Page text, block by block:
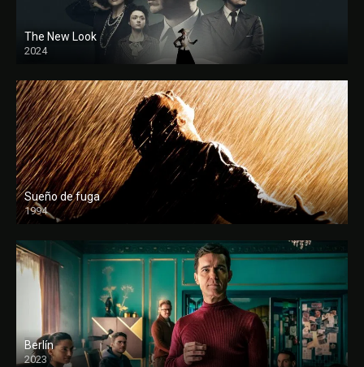
The New Look
2024
Sueño de fuga
1994
FULL HD
Berlín
2023